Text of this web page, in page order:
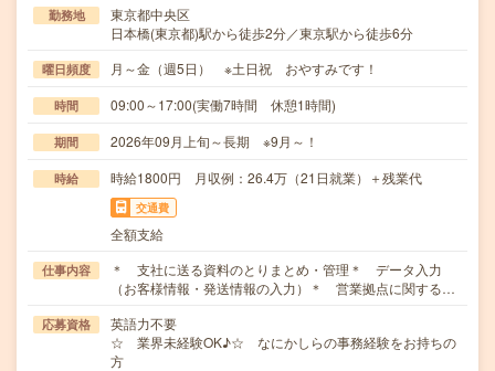
勤務地
東京都中央区
日本橋(東京都)駅から徒歩2分／東京駅から徒歩6分
曜日頻度 月～金（週5日） ※土日祝 おやすみです！
時間 09:00～17:00(実働7時間 休憩1時間)
期間 2026年09月上旬～長期 ※9月～！
時給 時給1800円 月収例：26.4万（21日就業）＋残業代
交通費
全額支給
仕事内容
＊ 支社に送る資料のとりまとめ・管理＊ データ入力
（お客様情報・発送情報の入力）＊ 営業拠点に関する…
応募資格
英語力不要
☆ 業界未経験OK♪☆ なにかしらの事務経験をお持ちの
方